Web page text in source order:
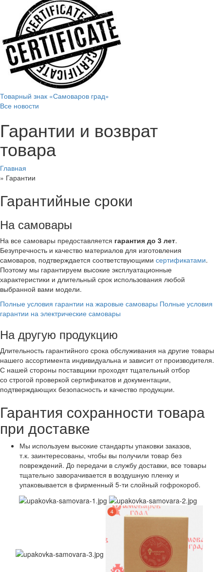
Товарный знак «Самоваров град»
Все новости
Гарантии и возврат
товара
Главная
» Гарантии
Гарантийные сроки
На самовары
На все самовары предоставляется гарантия до 3 лет.
Безупречность и качество материалов для изготовления
самоваров, подтверждается соответствующими сертификатами.
Поэтому мы гарантируем высокие эксплуатационные
характеристики и длительный срок использования любой
выбранной вами модели.
Полные условия гарантии на жаровые самовары Полные условия
гарантии на электрические самовары
На другую продукцию
Длительность гарантийного срока обслуживания на другие товары
нашего ассортимента индивидуальна и зависит от производителя.
С нашей стороны поставщики проходят тщательный отбор
со строгой проверкой сертификатов и документации,
подтверждающих безопасность и качество продукции.
Гарантия сохранности товара
при доставке
Мы используем высокие стандарты упаковки заказов,
т.к. заинтересованы, чтобы вы получили товар без
повреждений. До передачи в службу доставки, все товары
тщательно заворачивается в воздушную пленку и
упаковывается в фирменный 5-ти слойный гофрокороб.